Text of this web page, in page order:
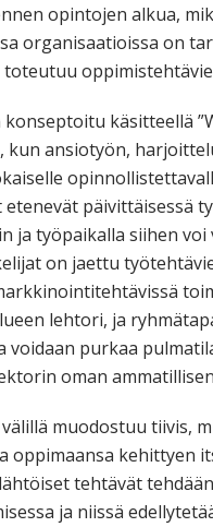
opintojen alkua,
organisaatioissa on
käsitteellä
ansiotyön,
päivittäisessä
ja työpaikalla siihen
on jaettu
lehtori, ja
voidaan purkaa
oman
muodostuu tiivis,
oppimaansa kehittyen
tehtävät
ja niissä